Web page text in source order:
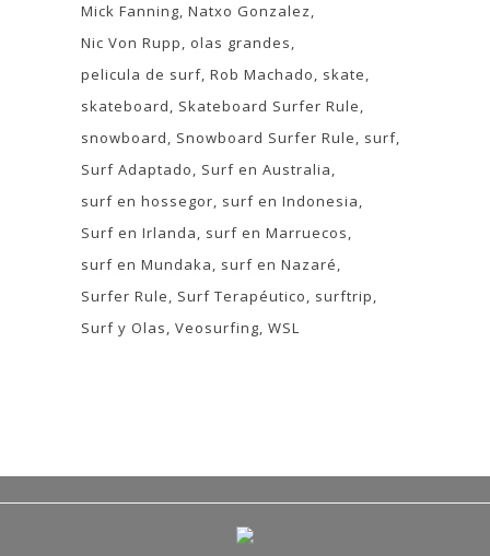
Mick Fanning Natxo Gonzalez
Nic Von Rupp
olas grandes
pelicula de surf Rob Machado
skate
skateboard
Skateboard Surfer Rule
snowboard
Snowboard Surfer Rule
surf
Surf Adaptado
Surf en Australia
surf en hossegor surf en Indonesia
Surf en Irlanda
surf en Marruecos
surf en Mundaka
surf en Nazaré
Surfer Rule
Surf Terapéutico
surftrip
Surf y Olas Veosurfing WSL